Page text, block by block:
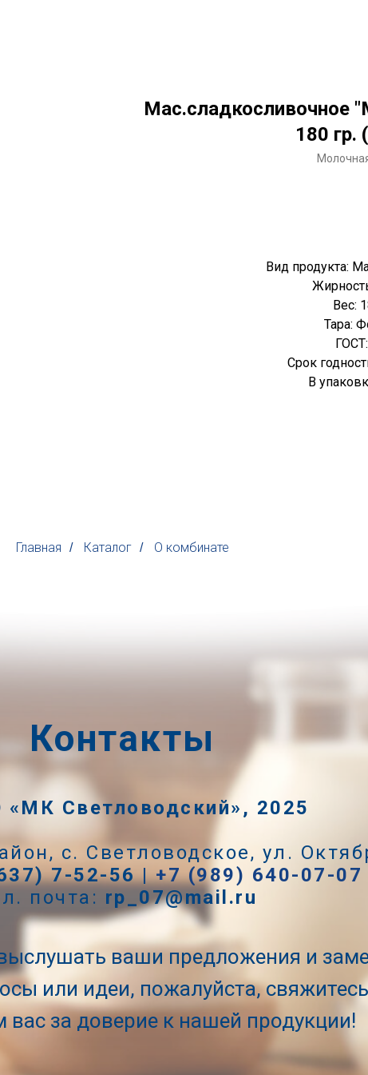
Мас.сладкосливочное
180 гр.
Вид продукта:
Вес:
Тара:
Срок
В
Главная / Каталог / О комбинате
Контакты
«МК Светловодский», 2025
с. Светловодское, ул.
7-52-56 |+7 (989) 640-07-07
почта: rp_07@mail.ru
ваши предложения и
или идеи, пожалуйста,
вас за доверие к нашей продукции!